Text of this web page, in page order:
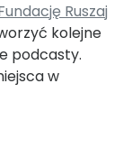
Ruszaj
kolejne
podcasty.
w